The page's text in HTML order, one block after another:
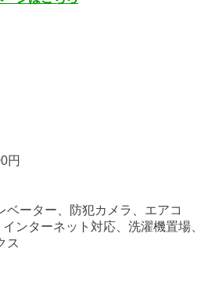
円
ベーター、防犯カメラ、エアコ
ンターネット対応、洗濯機置場、
ス